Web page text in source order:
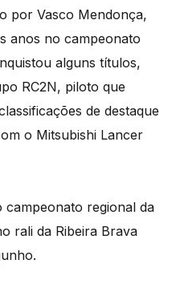
por Vasco Mendonça,
anos no campeonato
alguns títulos,
RC2N, piloto que
de destaque
o Mitsubishi Lancer
campeonato regional da
rali da Ribeira Brava